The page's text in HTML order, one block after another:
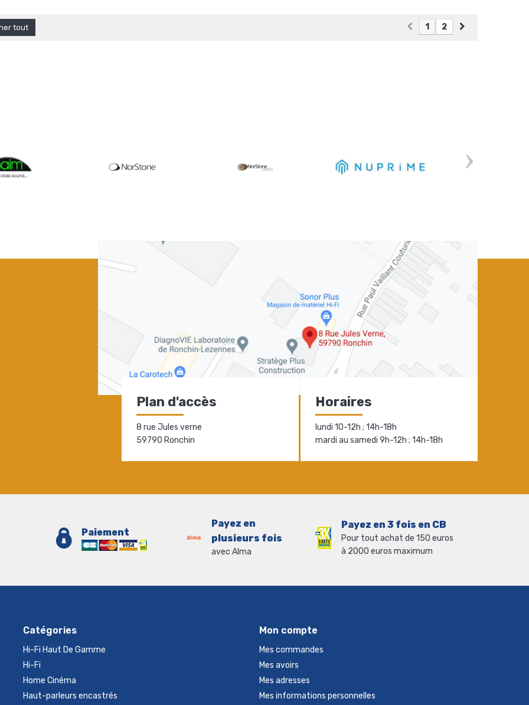
tout 1 2
Plan d'accès
8 rue Jules verne
59790 Ronchin
Horaires
lundi 10-12h ; 14h-18h
mardi au samedi 9h-12h ; 14h-18h
Paiement
Payez en
plusieurs fois
avec Alma
Payez en 3 fois en CB
Pour tout achat de 150 euros
à 2000 euros maximum
Catégories
Hi-Fi Haut De Gamme
Hi-Fi
Home Cinéma
Haut-parleurs encastrés
Mon compte
Mes commandes
Mes avoirs
Mes adresses
Mes informations personnelles